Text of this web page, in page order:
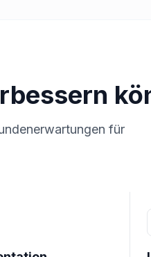
für